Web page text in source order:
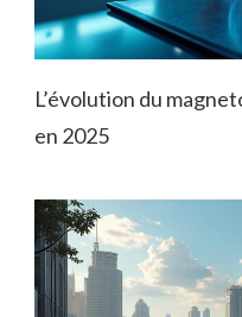
L’évolution du
en 2025